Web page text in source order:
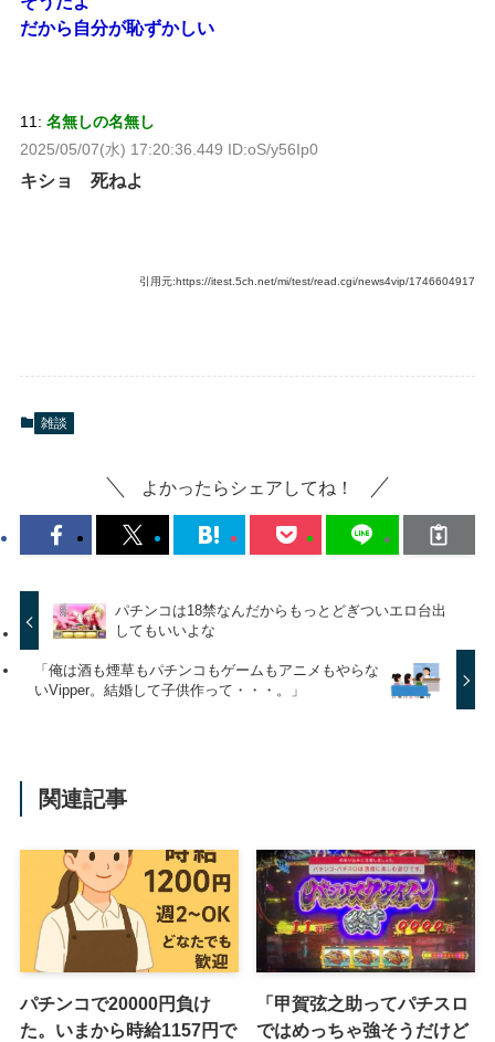
だから自分が恥ずかしい
11: 名無しの名無し
2025/05/07(水) 17:20:36.449 ID:oS/y56Ip0
キショ 死ねよ
引用元:https://itest.5ch.net/mi/test/read.cgi/news4vip/1746604917
雑談
よかったらシェアしてね！
パチンコは18禁なんだからもっとどぎついエロ台出
してもいいよな
「俺は酒も煙草もパチンコもゲームもアニメもやらな
いVipper。結婚して子供作って・・・。」
関連記事
パチンコで20000円負け
た。いまから時給1157円で
「甲賀弦之助ってパチスロ
ではめっちゃ強そうだけど